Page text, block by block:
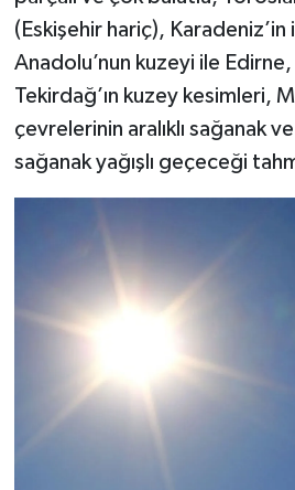
(Eskişehir hariç),
Anadolu’nun kuzeyi ile
Tekirdağ’ın kuzey kesimleri,
çevrelerinin aralıklı sağanak
sağanak yağışlı geçeceği
Video Haber
Yaşam
Yeme-İçme